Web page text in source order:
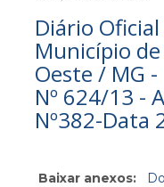
Diário
Município
Oeste / MG
Nº 624/13 -
Nº382-Data
Baixar anexos: